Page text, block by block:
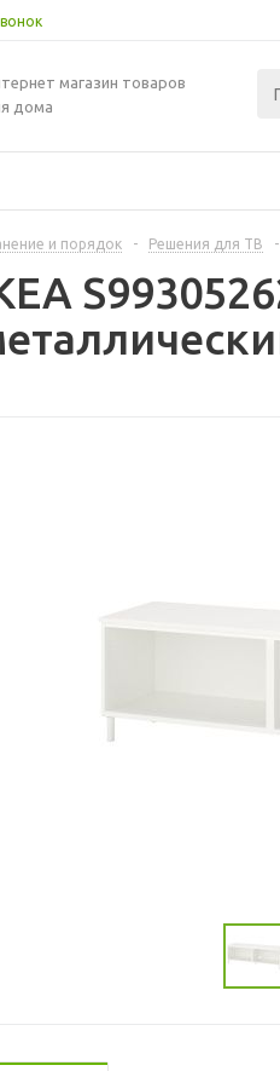
магазин товаров
дома
и порядок - Решения для ТВ -